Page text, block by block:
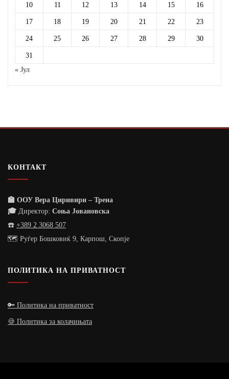
10 11 12 13 14 15 16
17 18 19 20 21 22 23
24 25 26 27 28 29 30
31
« Јул
КОНТАКТ
🏫 ООУ Вера Циривири – Трена
🎓 Директор: Соња Јовановска
☎️ +389 2 3068 507
🗺️ Руѓер Бошковиќ 9, Карпош, Скопје
ПОЛИТИКА НА ПРИВАТНОСТ
🔑 Политика на приватност
🍪 Политика за колачињата